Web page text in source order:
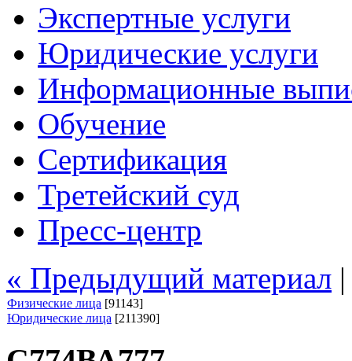
Экспертные услуги
Юридические услуги
Информационные
Обучение
Сертификация
Третейский суд
Пресс-центр
« Предыдущий материал
Физические лица [91143]
Юридические лица [211390]